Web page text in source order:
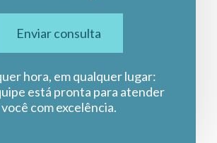
Enviar consulta
hora, em qualquer lugar:
está pronta para atender
você com excelência.